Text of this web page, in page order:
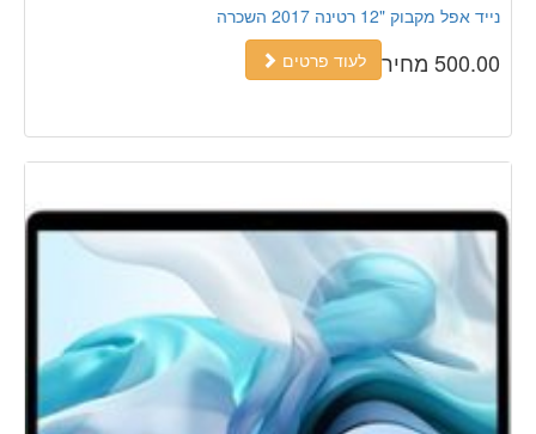
נייד אפל מקבוק "12 רטינה 2017 השכרה
לעוד פרטים
500.00 מחיר